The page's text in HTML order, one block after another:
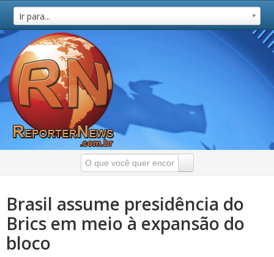
Ir para...
Brasil assume presidência do
Brics em meio à expansão do
bloco